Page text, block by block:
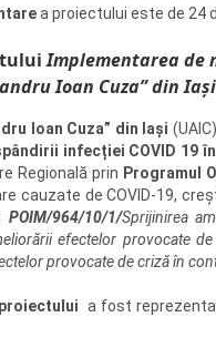
a proiectului este de 24
Implementarea de
Ioan Cuza” din Iași
Ioan Cuza” din Iaşi
infecției COVID 19
Regională prin Programul
cauzate de COVID-19,
POIM/964/10/1/Sprijinirea
efectelor provocate
provocate de criză în
a fost